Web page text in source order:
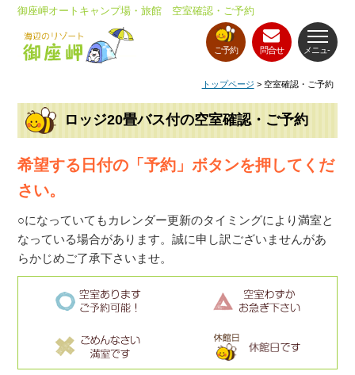
御座岬オートキャンプ場・旅館 空室確認・ご予約
問合せ
ご予約 メニュ-
トップページ > 空室確認・ご予約
ロッジ20畳バス付の空室確認・ご予約
希望する日付の「予約」ボタンを押してくだ
さい。
○になっていてもカレンダー更新のタイミングにより満室と
なっている場合があります。誠に申し訳ございませんがあ
らかじめご了承下さいませ。